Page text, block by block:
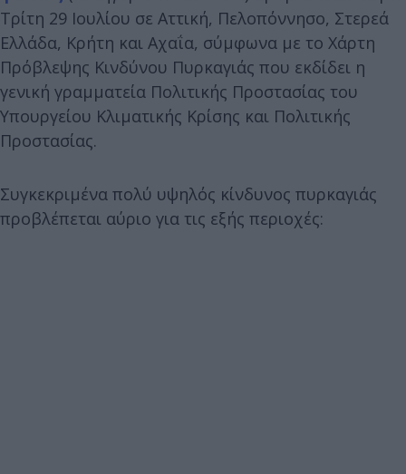
Τρίτη 29 Ιουλίου σε Αττική, Πελοπόννησο, Στερεά
Ελλάδα, Κρήτη και Αχαΐα, σύμφωνα με το Χάρτη
Πρόβλεψης Κινδύνου Πυρκαγιάς που εκδίδει η
γενική γραμματεία Πολιτικής Προστασίας του
Υπουργείου Κλιματικής Κρίσης και Πολιτικής
Προστασίας.
Συγκεκριμένα πολύ υψηλός κίνδυνος πυρκαγιάς
προβλέπεται αύριο για τις εξής περιοχές: